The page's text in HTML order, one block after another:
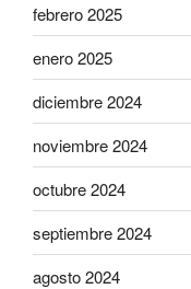
febrero 2025
enero 2025
diciembre 2024
noviembre 2024
octubre 2024
septiembre 2024
agosto 2024